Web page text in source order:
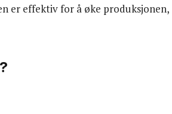
er effektiv for å øke produksjonen,